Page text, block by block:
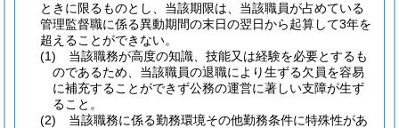
ときに限るものとし、当該期限は、当該職員が占めている
管理監督職に係る異動期間の末日の翌日から起算して3年を
超えることができない。
(1)
当該職務が高度の知識、技能又は経験を必要とするも
のであるため、当該職員の退職により生ずる欠員を容易
に補充することができず公務の運営に著しい支障が生ず
ること。
(2)
当該職務に係る勤務環境その他勤務条件に特殊性があ